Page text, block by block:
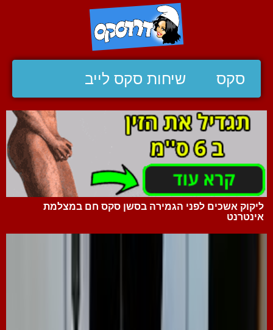
סקס שיחות סקס לייב
ליקוק אשכים לפני הגמירה בסשן סקס חם במצלמת
אינטרנט